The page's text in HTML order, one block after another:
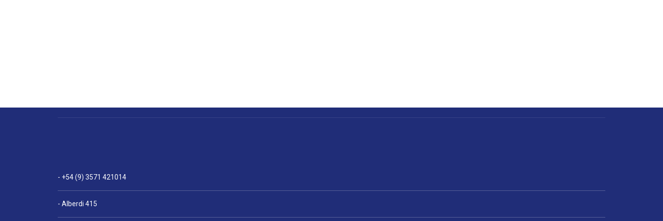
- +54 (9) 3571 421014
- Alberdi 415